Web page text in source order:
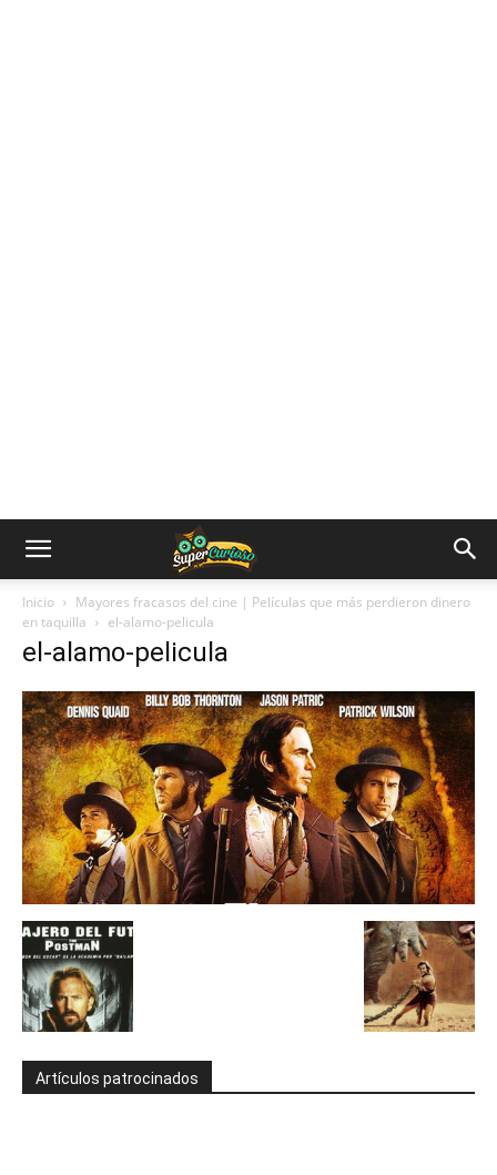
Inicio
Mayores fracasos del cine | Películas que más perdieron dinero
en taquilla
el-alamo-pelicula
el-alamo-pelicula
Artículos patrocinados